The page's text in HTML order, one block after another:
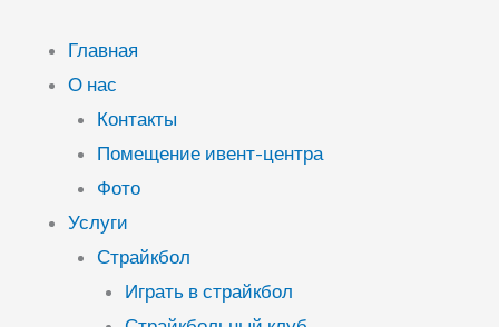
содержимому
Главная
О нас
Контакты
Помещение ивент-центра
Фото
Услуги
Страйкбол
Играть в страйкбол